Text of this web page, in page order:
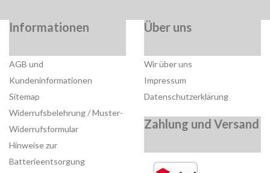
Informationen
AGB und
Kundeninformationen
Sitemap
Widerrufsbelehrung / Muster-
Widerrufsformular
Hinweise zur
Batterieentsorgung
Über uns
Wir über uns
Impressum
Datenschutzerklärung
Zahlung und Versand